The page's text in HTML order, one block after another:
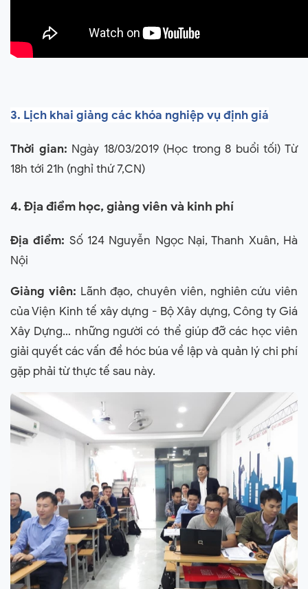
3. Lịch khai giảng các khóa nghiệp vụ định giá
Thời gian: Ngày 18/03/2019 (Học trong 8 buổi tối) Từ
18h tới 21h (nghỉ thứ 7,CN)
4. Địa điểm học, giảng viên và kinh phí
Địa điểm: Số 124 Nguyễn Ngọc Nại, Thanh Xuân, Hà
Nội
Giảng viên: Lãnh đạo, chuyên viên, nghiên cứu viên
của Viện Kinh tế xây dựng - Bộ Xây dựng, Công ty Giá
Xây Dựng… những người có thể giúp đỡ các học viên
giải quyết các vấn đề hóc búa về lập và quản lý chi phí
gặp phải từ thực tế sau này.